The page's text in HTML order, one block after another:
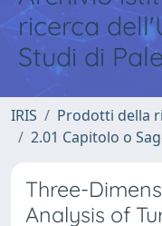
ricerca
Studi di
IRIS Prodotti della
2.01 Capitolo o
Three-
Analysis of